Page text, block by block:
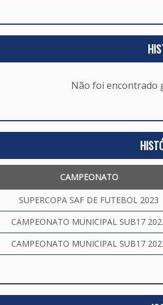
Não foi encontrado
CAMPEONATO
SUPERCOPA SAF DE FUTEBOL 2023
CAMPEONATO MUNICIPAL SUB17
CAMPEONATO MUNICIPAL SUB17